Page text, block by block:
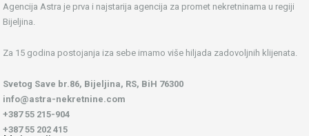
Agencija Astra je prva i najstarija agencija za promet nekretninama u regiji
Bijeljina.
Za 15 godina postojanja iza sebe imamo više hiljada zadovoljnih klijenata.
Svetog Save br.86, Bijeljina, RS, BiH 76300
info@astra-nekretnine.com
+387 55 215-904
+387 55 202 415